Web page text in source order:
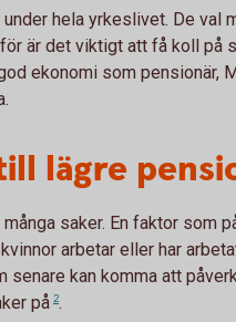
hela yrkeslivet. De val
är det viktigt att få koll på
ekonomi som pensionär,
lägre
saker. En faktor som
arbetar eller har
kan komma att
på 2.